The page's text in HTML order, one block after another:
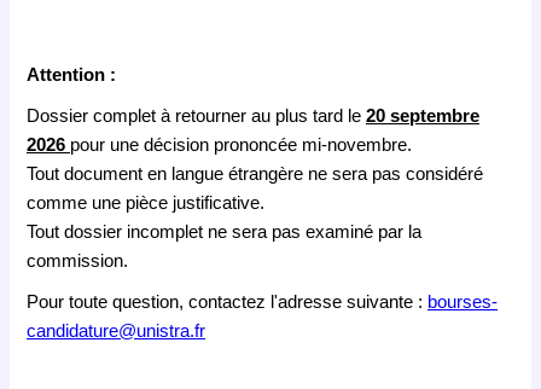
Attention :
Dossier complet à retourner au plus tard le 20 septembre
2026 pour une décision prononcée mi-novembre.
Tout document en langue étrangère ne sera pas considéré
comme une pièce justificative.
Tout dossier incomplet ne sera pas examiné par la
commission.
Pour toute question, contactez l'adresse suivante : bourses-
candidature@unistra.fr